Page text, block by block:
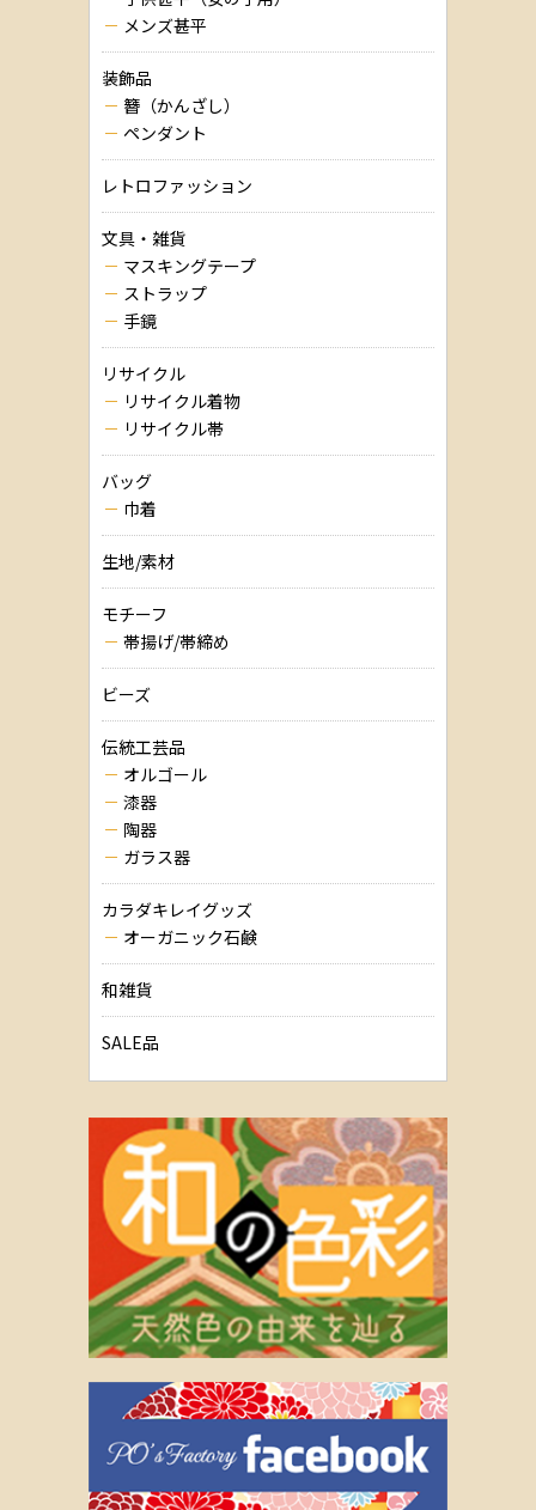
メンズ甚平
装飾品
簪（かんざし）
ペンダント
レトロファッション
文具・雑貨
マスキングテープ
ストラップ
手鏡
リサイクル
リサイクル着物
リサイクル帯
バッグ
巾着
生地/素材
モチーフ
帯揚げ/帯締め
ビーズ
伝統工芸品
オルゴール
漆器
陶器
ガラス器
カラダキレイグッズ
オーガニック石鹸
和雑貨
SALE品